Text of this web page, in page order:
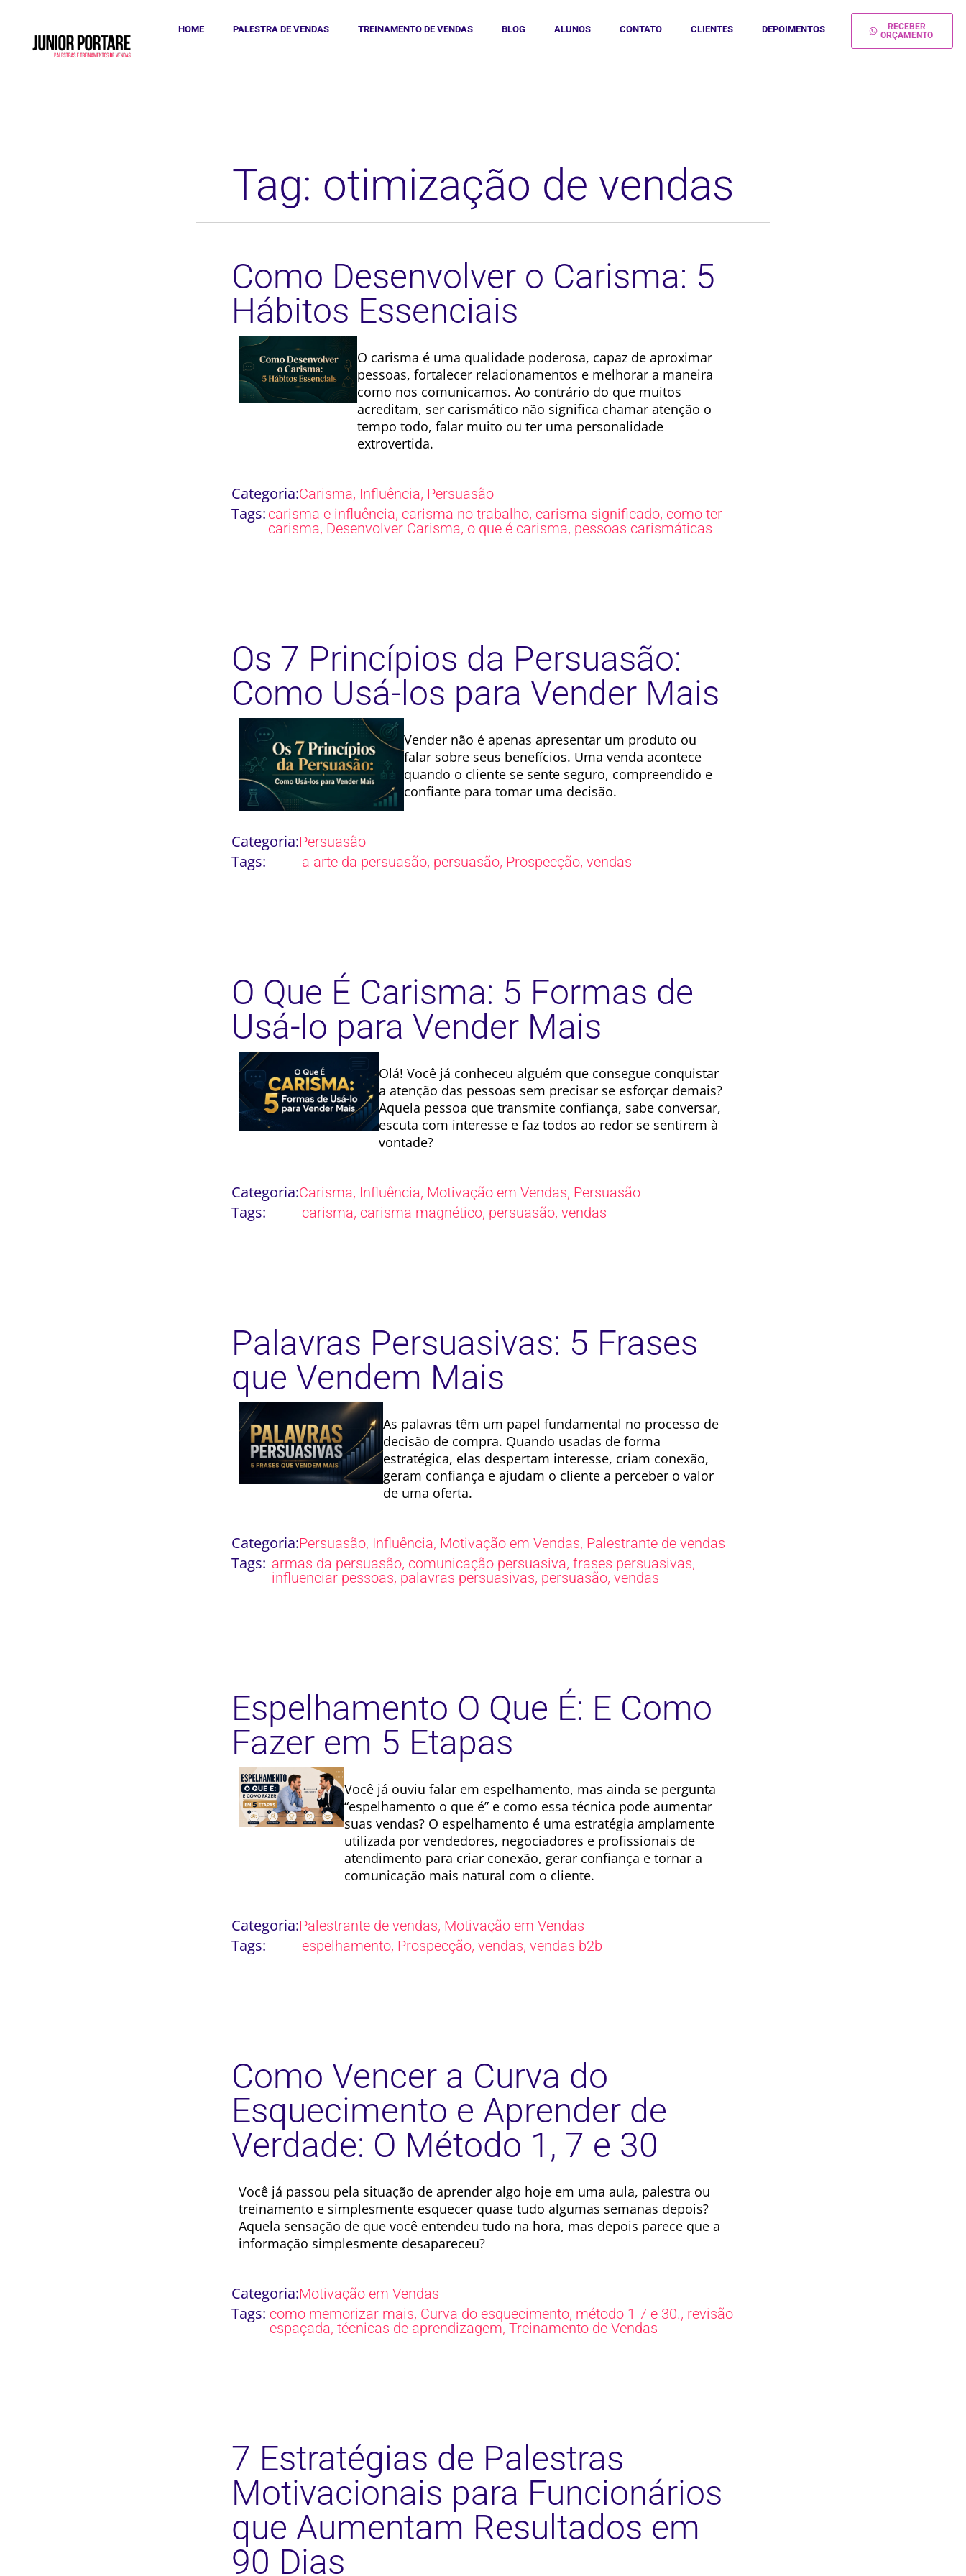
HOME PALESTRA DE VENDAS TREINAMENTO DE VENDAS BLOG ALUNOS CONTATO CLIENTES DEPOIMENTOS
RECEBER
ORÇAMENTO
Tag: otimização de vendas
Como Desenvolver o Carisma: 5
Hábitos Essenciais
O carisma é uma qualidade poderosa, capaz de aproximar
pessoas, fortalecer relacionamentos e melhorar a maneira
como nos comunicamos. Ao contrário do que muitos
acreditam, ser carismático não significa chamar atenção o
tempo todo, falar muito ou ter uma personalidade
extrovertida.
Categoria:Carisma, Influência, Persuasão
Tags: carisma e influência, carisma no trabalho, carisma significado, como ter
carisma, Desenvolver Carisma, o que é carisma, pessoas carismáticas
Os 7 Princípios da Persuasão:
Como Usá-los para Vender Mais
Vender não é apenas apresentar um produto ou
falar sobre seus benefícios. Uma venda acontece
quando o cliente se sente seguro, compreendido e
confiante para tomar uma decisão.
Categoria:Persuasão
Tags: a arte da persuasão, persuasão, Prospecção, vendas
O Que É Carisma: 5 Formas de
Usá-lo para Vender Mais
Olá! Você já conheceu alguém que consegue conquistar
a atenção das pessoas sem precisar se esforçar demais?
Aquela pessoa que transmite confiança, sabe conversar,
escuta com interesse e faz todos ao redor se sentirem à
vontade?
Categoria:Carisma, Influência, Motivação em Vendas, Persuasão
Tags: carisma, carisma magnético, persuasão, vendas
Palavras Persuasivas: 5 Frases
que Vendem Mais
As palavras têm um papel fundamental no processo de
decisão de compra. Quando usadas de forma
estratégica, elas despertam interesse, criam conexão,
geram confiança e ajudam o cliente a perceber o valor
de uma oferta.
Categoria:Persuasão, Influência, Motivação em Vendas, Palestrante de vendas
Tags: armas da persuasão, comunicação persuasiva, frases persuasivas,
influenciar pessoas, palavras persuasivas, persuasão, vendas
Espelhamento O Que É: E Como
Fazer em 5 Etapas
Você já ouviu falar em espelhamento, mas ainda se pergunta
“espelhamento o que é” e como essa técnica pode aumentar
suas vendas? O espelhamento é uma estratégia amplamente
utilizada por vendedores, negociadores e profissionais de
atendimento para criar conexão, gerar confiança e tornar a
comunicação mais natural com o cliente.
Categoria:Palestrante de vendas, Motivação em Vendas
Tags: espelhamento, Prospecção, vendas, vendas b2b
Como Vencer a Curva do
Esquecimento e Aprender de
Verdade: O Método 1, 7 e 30
Você já passou pela situação de aprender algo hoje em uma aula, palestra ou
treinamento e simplesmente esquecer quase tudo algumas semanas depois?
Aquela sensação de que você entendeu tudo na hora, mas depois parece que a
informação simplesmente desapareceu?
Categoria:Motivação em Vendas
Tags: como memorizar mais, Curva do esquecimento, método 1 7 e 30., revisão
espaçada,técnicas de aprendizagem,Treinamento de Vendas
7 Estratégias de Palestras
Motivacionais para Funcionários
que Aumentam Resultados em
90 Dias